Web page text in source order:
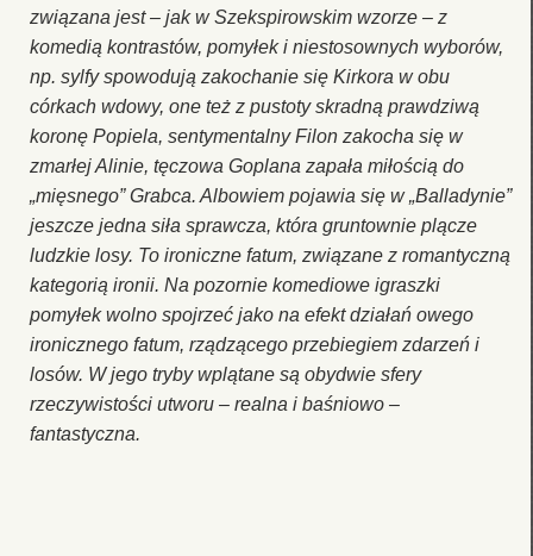
związana jest – jak w Szekspirowskim wzorze – z
komedią kontrastów, pomyłek i niestosownych wyborów,
np. sylfy spowodują zakochanie się Kirkora w obu
córkach wdowy, one też z pustoty skradną prawdziwą
koronę Popiela, sentymentalny Filon zakocha się w
zmarłej Alinie, tęczowa Goplana zapała miłością do
„mięsnego” Grabca. Albowiem pojawia się w „Balladynie”
jeszcze jedna siła sprawcza, która gruntownie plącze
ludzkie losy. To ironiczne fatum, związane z romantyczną
kategorią ironii. Na pozornie komediowe igraszki
pomyłek wolno spojrzeć jako na efekt działań owego
ironicznego fatum, rządzącego przebiegiem zdarzeń i
losów. W jego tryby wplątane są obydwie sfery
rzeczywistości utworu – realna i baśniowo –
fantastyczna.